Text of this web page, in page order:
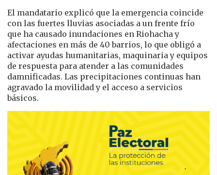
El mandatario explicó que la emergencia coincide
con las fuertes lluvias asociadas a un frente frío
que ha causado inundaciones en Riohacha y
afectaciones en más de 40 barrios, lo que obligó a
activar ayudas humanitarias, maquinaria y equipos
de respuesta para atender a las comunidades
damnificadas. Las precipitaciones continuas han
agravado la movilidad y el acceso a servicios
básicos.